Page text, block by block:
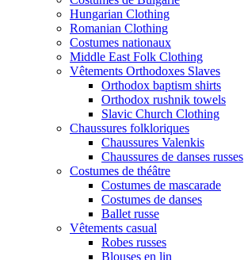
Hungarian Clothing
Romanian Clothing
Costumes nationaux
Middle East Folk Clothing
Vêtements Orthodoxes Slaves
Orthodox baptism shirts
Orthodox rushnik towels
Slavic Church Clothing
Chaussures folkloriques
Chaussures Valenkis
Chaussures de danses russes
Costumes de théâtre
Costumes de mascarade
Costumes de danses
Ballet russe
Vêtements casual
Robes russes
Blouses en lin